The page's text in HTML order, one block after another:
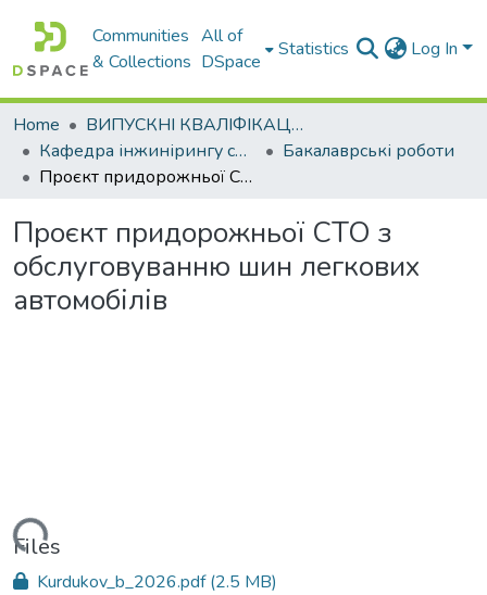
Communities
& Collections
All of
DSpace
Statistics Log In
Home
ВИПУСКНІ КВАЛІФІКАЦІЙНІ РОБОТИ
Кафедра інжинірингу систем автомобільного транспорту
Бакалаврські роботи
Проєкт придорожньої СТО з обслуговуванню шин легкових автомобілів
Проєкт придорожньої СТО з
обслуговуванню шин легкових
автомобілів
Files
Kurdukov_b_2026.pdf(2.5 MB)